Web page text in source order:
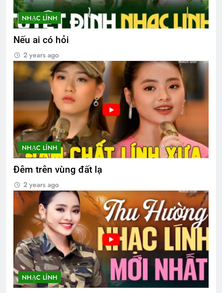
NHẠC LÍNH
Nếu ai có hỏi
2 years ago
NHẠC LÍNH
Đêm trên vùng đất lạ
2 years ago
NHẠC LÍNH